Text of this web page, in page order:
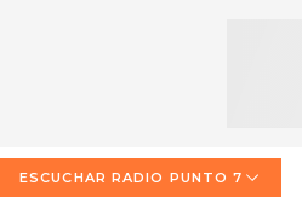
ACTUALIDAD
CONCEPCIÓN
QUIÉNES SOMOS
TARIFAS POLÍTICAS PÁGINA 7
ESCUCHAR RADIO PUNTO 7